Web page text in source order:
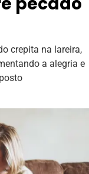
crepita na lareira,
a alegria e